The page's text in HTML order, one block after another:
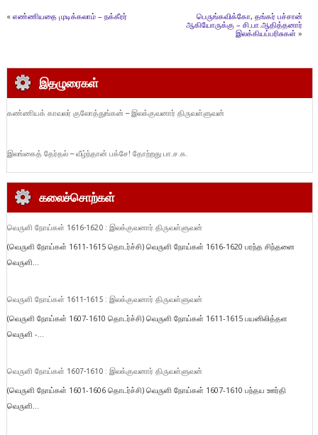
« எண்ணியதை முடிக்கலாம் – நக்கீரர்
பெருங்கவிக்கோ, தங்கர் பச்சான்
ஆகியோருக்கு – சி.பா.ஆதித்தனார்
இலக்கியப்பரிசுகள் »
இதழுரைகள்
கண்ணியக் காவலர் குலோத்துங்கன் – இலக்குவனார் திருவள்ளுவன்
இலங்கைத் தேர்தல் – வீழ்ந்தான் பக்சே! தோற்றது பா.ச.க.
கலைச்சொற்கள்
வெருளி நோய்கள் 1616-1620 : இலக்குவனார் திருவள்ளுவன்
(வெருளி நோய்கள் 1611-1615 தொடர்ச்சி) வெருளி நோய்கள் 1616-1620 பரந்த சிந்தனை
வெருளி...
வெருளி நோய்கள் 1611-1615 : இலக்குவனார் திருவள்ளுவன்
(வெருளி நோய்கள் 1607-1610 தொடர்ச்சி) வெருளி நோய்கள் 1611-1615 பயனிலித்தள
வெருளி -...
வெருளி நோய்கள் 1607-1610 : இலக்குவனார் திருவள்ளுவன்
(வெருளி நோய்கள் 1601-1606 தொடர்ச்சி) வெருளி நோய்கள் 1607-1610 பந்தய ஊர்தி
வெருளி...